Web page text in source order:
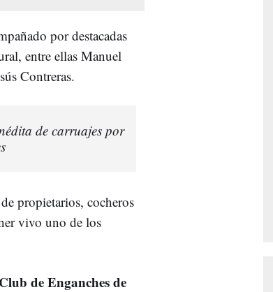
por destacadas
entre ellas Manuel
Contreras.
de carruajes por
propietarios, cocheros
vivo uno de los
de Enganches de